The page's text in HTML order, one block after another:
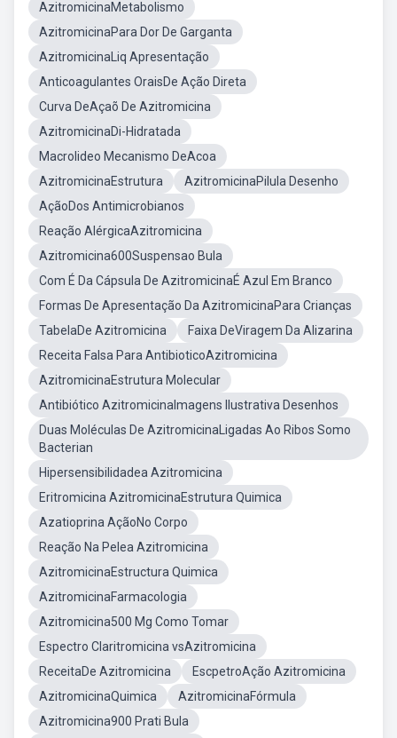
AzitromicinaMetabolismo
AzitromicinaPara Dor De Garganta
AzitromicinaLiq Apresentação
Anticoagulantes OraisDe Ação Direta
Curva DeAçaõ De Azitromicina
AzitromicinaDi-Hidratada
Macrolideo Mecanismo DeAcoa
AzitromicinaEstrutura
AzitromicinaPilula Desenho
AçãoDos Antimicrobianos
Reação AlérgicaAzitromicina
Azitromicina600Suspensao Bula
Com É Da Cápsula De AzitromicinaÉ Azul Em Branco
Formas De Apresentação Da AzitromicinaPara Crianças
TabelaDe Azitromicina
Faixa DeViragem Da Alizarina
Receita Falsa Para AntibioticoAzitromicina
AzitromicinaEstrutura Molecular
Antibiótico AzitromicinaImagens Ilustrativa Desenhos
Duas Moléculas De AzitromicinaLigadas Ao Ribos Somo
Bacterian
Hipersensibilidadea Azitromicina
Eritromicina AzitromicinaEstrutura Quimica
Azatioprina AçãoNo Corpo
Reação Na Pelea Azitromicina
AzitromicinaEstructura Quimica
AzitromicinaFarmacologia
Azitromicina500 Mg Como Tomar
Espectro Claritromicina vsAzitromicina
ReceitaDe Azitromicina
EscpetroAção Azitromicina
AzitromicinaQuimica
AzitromicinaFórmula
Azitromicina900 Prati Bula